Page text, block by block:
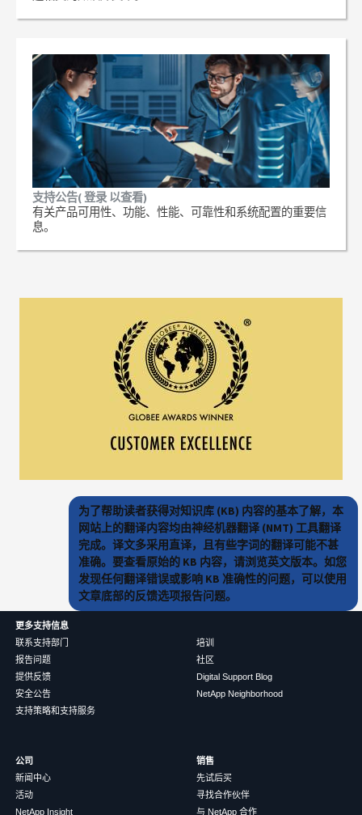
支持公告( 登录 以查看)
有关产品可用性、功能、性能、可靠性和系统配置的重要信
息。
为了帮助读者获得对知识库 (KB) 内容的基本了解，本
网站上的翻译内容均由神经机器翻译 (NMT) 工具翻译
完成。译文多采用直译，且有些字词的翻译可能不甚
准确。要查看原始的 KB 内容，请浏览英文版本。如您
发现任何翻译错误或影响 KB 准确性的问题，可以使用
文章底部的反馈选项报告问题。
更多支持信息
联系支持部门
报告问题
提供反馈
安全公告
支持策略和支持服务
培训
社区
Digital Support Blog
NetApp Neighborhood
公司
新闻中心
活动
NetApp Insight
销售
先试后买
寻找合作伙伴
与 NetApp 合作